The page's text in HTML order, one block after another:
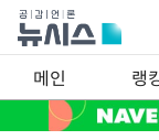
메인 랭